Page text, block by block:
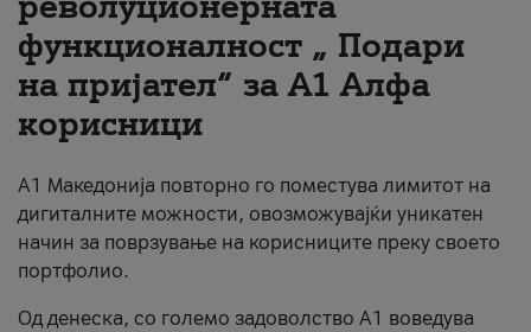
За нас
#ПодобарОнлајн
функционалност „ Подари
на пријател“ за А1 Алфа
корисници
А1 Македонија повторно го поместува лимитот на
дигиталните можности, овозможувајќи уникатен
начин за поврзување на корисниците преку своето
портфолио.
Од денеска, со големо задоволство А1 воведува